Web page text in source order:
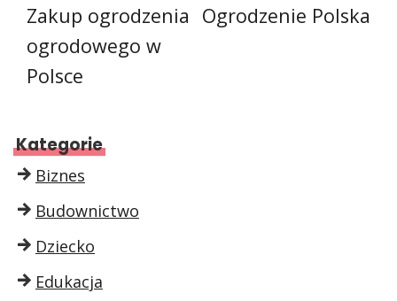
Zakup ogrodzenia
ogrodowego w
Polsce
Ogrodzenie Polska
Kategorie
Biznes
Budownictwo
Dziecko
Edukacja